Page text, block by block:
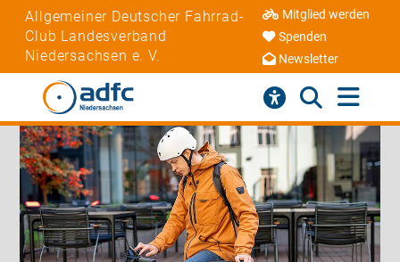
Allgemeiner Deutscher Fahrrad-
Club Landesverband
Niedersachsen e. V.
Mitglied werden
Spenden
Newsletter